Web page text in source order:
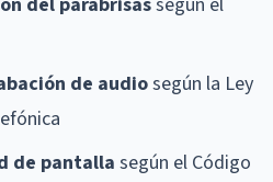
de audiosegún la Ley
de pantalla según el Código